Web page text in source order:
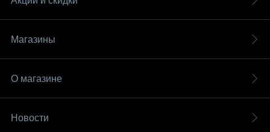
Магазины
О магазине
Новости